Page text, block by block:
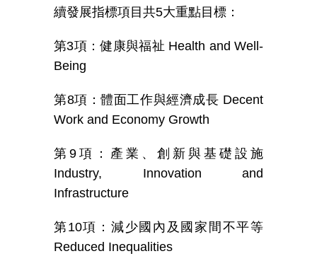
續發展指標項目共5大重點目標：
第3項：健康與福祉 Health and Well-
Being
第8項：體面工作與經濟成長 Decent
Work and Economy Growth
第 9 項：產業、創新與基礎設施
Industry, Innovation and
Infrastructure
第10項：減少國內及國家間不平等
Reduced Inequalities